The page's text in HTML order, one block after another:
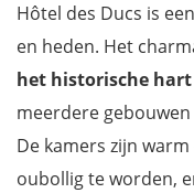
Hôtel des Ducs is
en heden. Het
het historische hart
meerdere
De kamers zijn
oubollig te worden,